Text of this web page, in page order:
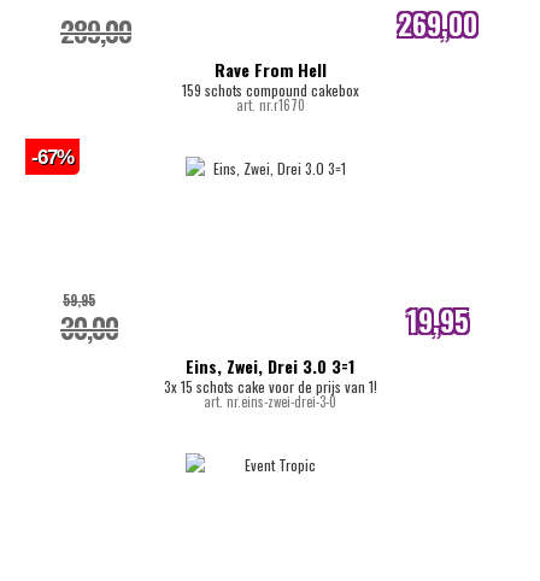
Rave From Hell
159 schots compound cakebox
art. nr.r1670
289,00 269,00
internetprijs
Eins, Zwei, Drei 3.0 3=1
3x 15 schots cake voor de prijs van 1!
art. nr.eins-zwei-drei-3-0
30,00
59,95 19,95
internetprijs
-67%